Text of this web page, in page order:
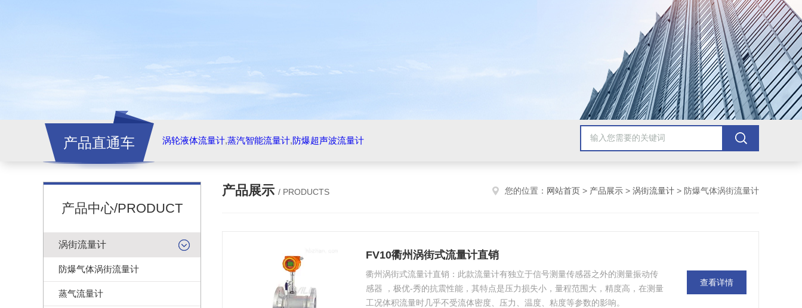
产品直通车 涡轮液体流量计,蒸汽智能流量计,防爆超声波流量计
产品中心/PRODUCT
涡街流量计
防爆气体涡街流量计
蒸气流量计
产品展示 / PRODUCTS 您的位置： 网站首页 > 产品展示 > 涡街流量计 > 防爆气体涡街流量计
FV10衢州涡街式流量计直销
衢州涡街式流量计直销：此款流量计有独立于信号测量传感器之外的测量振动传
感器 ，极优-秀的抗震性能，其特点是压力损失小，量程范围大，精度高，在测量
工况体积流量时几乎不受流体密度、压力、温度、粘度等参数的影响。
查看详情